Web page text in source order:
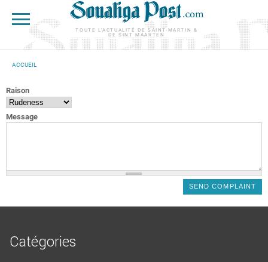
TOUTE L'ACTUALITÉ DE SAINT-MARTIN &
DE SINT MAARTEN
ACCUEIL
Raison
Message
Catégories